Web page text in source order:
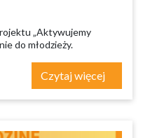
„Aktywujemy
do młodzieży.
Czytaj więcej